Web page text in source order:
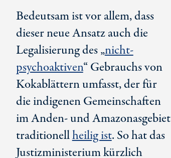
Bedeutsam ist vor allem, dass
dieser neue Ansatz auch die
Legalisierung des „nicht-
psychoaktiven“ Gebrauchs von
Kokablättern umfasst, der für
die indigenen Gemeinschaften
im Anden- und Amazonasgebiet
traditionellheilig ist. So hat das
Justizministerium kürzlich